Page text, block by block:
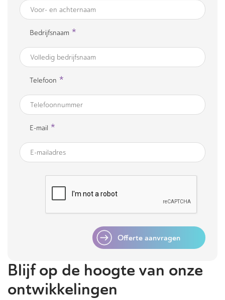
Bedrijfsnaam *
Telefoon *
E-mail *
Offerte aanvragen
Blijf op de hoogte van onze
ontwikkelingen